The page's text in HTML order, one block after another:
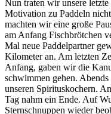
Nun traten wir unsere
Motivation zu Paddeln
machten wir eine große
am Anfang Fischbrötchen
Mal neue Paddelpartner
Kilometer an. Am letzten
Anfang, gaben wir die
schwimmen gehen.
unseren Spirituskochern.
Tag nahm ein Ende. Auf
Sternschnuppen wieder